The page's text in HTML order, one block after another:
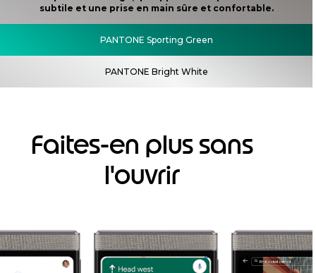
subtile et une prise en main sûre et confortable.
PANTONE Sporting Green
PANTONE Bright White
Faites-en plus sans
l'ouvrir